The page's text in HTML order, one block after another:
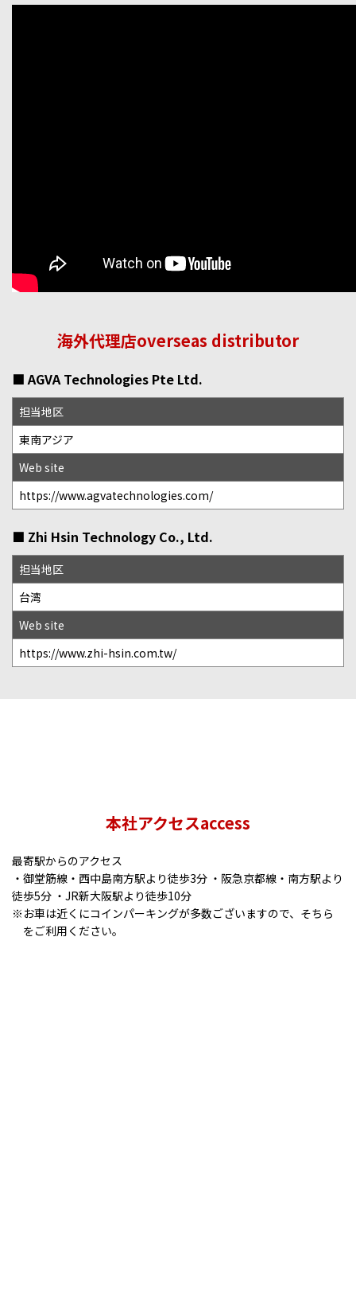
海外代理店overseas distributor
■ AGVA Technologies Pte Ltd.
担当地区
東南アジア
Web site
https://www.agvatechnologies.com/
■ Zhi Hsin Technology Co., Ltd.
担当地区
台湾
Web site
https://www.zhi-hsin.com.tw/
本社アクセスaccess
最寄駅からのアクセス
・御堂筋線・西中島南方駅より徒歩3分 ・阪急京都線・南方駅より
徒歩5分 ・JR新大阪駅より徒歩10分
※お車は近くにコインパーキングが多数ございますので、 そちら
をご利用ください。